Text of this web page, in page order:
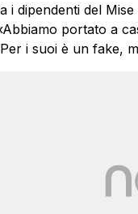
i dipendenti del
portato a
i suoi è un fake,